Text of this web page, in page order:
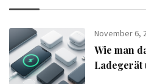
November 6,
Wie man
Ladegerät